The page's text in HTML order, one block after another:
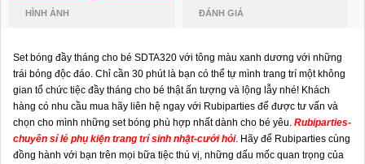
HÌNH ẢNH ĐÁNH GIÁ
Set bóng đầy tháng cho bé SDTA320 với tông màu xanh dương với những
trái bóng độc đáo. Chỉ cần 30 phút là bạn có thể tự mình trang trí một không
gian tổ chức tiệc đầy tháng cho bé thật ấn tượng và lộng lẫy nhé! Khách
hàng có nhu cầu mua hãy liên hệ ngay với Rubiparties để được tư vấn và
chọn cho mình những set bóng phù hợp nhất dành cho bé yêu. Rubiparties-
chuyên sỉ lẻ phụ kiện trang trí sinh nhật-cưới hỏi. Hãy để Rubiparties cùng
đồng hành với bạn trên mọi bữa tiệc thú vị, những dấu mốc quan trọng của